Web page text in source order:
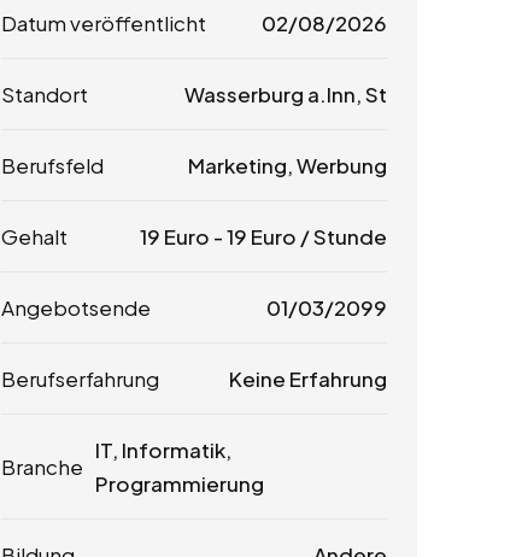
Datum veröffentlicht 02/08/2026
Standort Wasserburg a.Inn, St
Berufsfeld Marketing, Werbung
Gehalt 19 Euro -19 Euro / Stunde
Angebotsende 01/03/2099
Berufserfahrung Keine Erfahrung
Branche
IT, Informatik,
Programmierung